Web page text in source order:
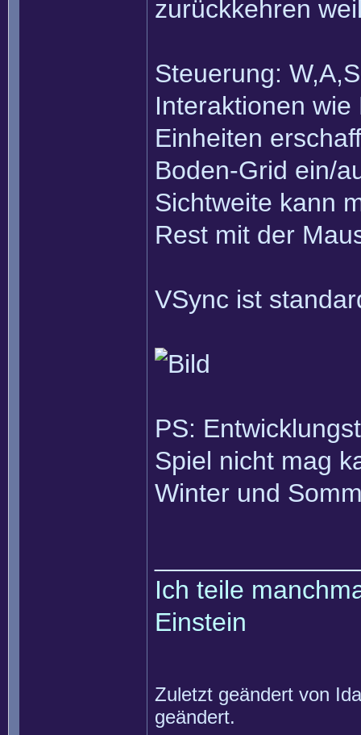
zurückkehren
Steuerung:
Interaktionen
Einheiten
Boden-Grid ein/
Sichtweite kann
Rest mit der
VSync ist
PS:
Spiel nicht mag
Winter und
Ich teile
Einstein
Zuletzt geändert von Ida
geändert.